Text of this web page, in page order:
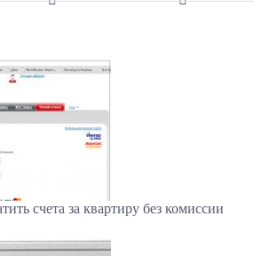
счета за квартиру без комиссии